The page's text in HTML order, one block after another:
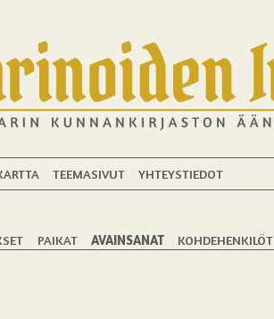
TEEMASIVUT YHTEYSTIEDOT
PAIKAT AVAINSANAT KOHDEHENKILÖT